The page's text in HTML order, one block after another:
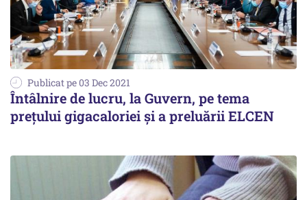
Publicat pe 03 Dec 2021
Întâlnire de lucru, la Guvern, pe tema
preţului gigacaloriei şi a preluării ELCEN